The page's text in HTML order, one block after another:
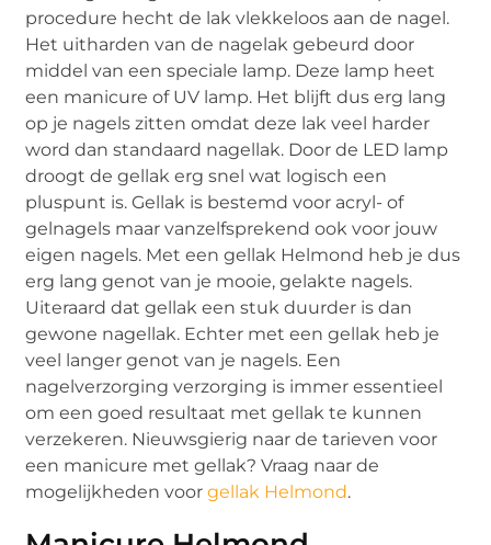
procedure hecht de lak vlekkeloos aan de nagel.
Het uitharden van de nagelak gebeurd door
middel van een speciale lamp. Deze lamp heet
een manicure of UV lamp. Het blijft dus erg lang
op je nagels zitten omdat deze lak veel harder
word dan standaard nagellak. Door de LED lamp
droogt de gellak erg snel wat logisch een
pluspunt is. Gellak is bestemd voor acryl- of
gelnagels maar vanzelfsprekend ook voor jouw
eigen nagels. Met een gellak Helmond heb je dus
erg lang genot van je mooie, gelakte nagels.
Uiteraard dat gellak een stuk duurder is dan
gewone nagellak. Echter met een gellak heb je
veel langer genot van je nagels. Een
nagelverzorging verzorging is immer essentieel
om een goed resultaat met gellak te kunnen
verzekeren. Nieuwsgierig naar de tarieven voor
een manicure met gellak? Vraag naar de
mogelijkheden voorgellak Helmond.